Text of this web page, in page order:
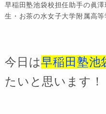
早稲田塾池袋校担任助手の眞
生・お茶の水女子大学附属高等
今日は早稲田塾池
たいと思います！